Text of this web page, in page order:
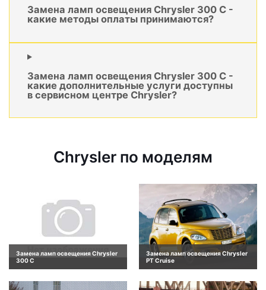
Замена ламп освещения Chrysler 300 C -
какие методы оплаты принимаются?
Замена ламп освещения Chrysler 300 C -
какие дополнительные услуги доступны
в сервисном центре Chrysler?
Chrysler по моделям
Замена ламп освещения Chrysler
300 C
Замена ламп освещения Chrysler
PT Cruise